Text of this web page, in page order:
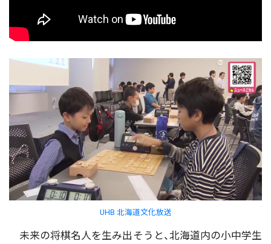
UHB 北海道文化放送
未来の将棋名人を生み出そうと、北海道内の小中学生